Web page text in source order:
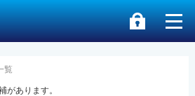
覧
があります。